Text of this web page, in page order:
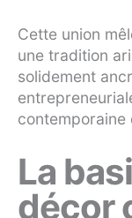
Cette union
une tradition
solidement
contemporaine
La
décor